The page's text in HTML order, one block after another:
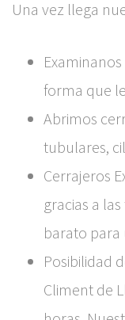
Una vez llega
forma que
Abrimos
tubulares,
Cerrajeros
gracias a
barato para
Posibilidad
Climent de